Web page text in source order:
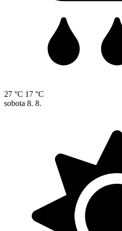
27 °C 17 °C
sobota 8. 8.